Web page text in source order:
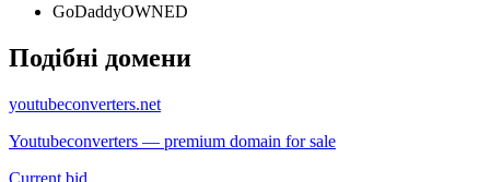
GoDaddyOWNED
Подібні домени
youtubeconverters.net
Youtubeconverters — premium domain for sale
Current bid